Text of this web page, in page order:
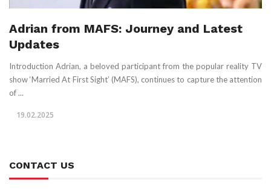
Adrian from MAFS: Journey and Latest
Updates
Introduction Adrian, a beloved participant from the popular reality TV
show ‘Married At First Sight’ (MAFS), continues to capture the attention
of ...
19.02.2025
CONTACT US